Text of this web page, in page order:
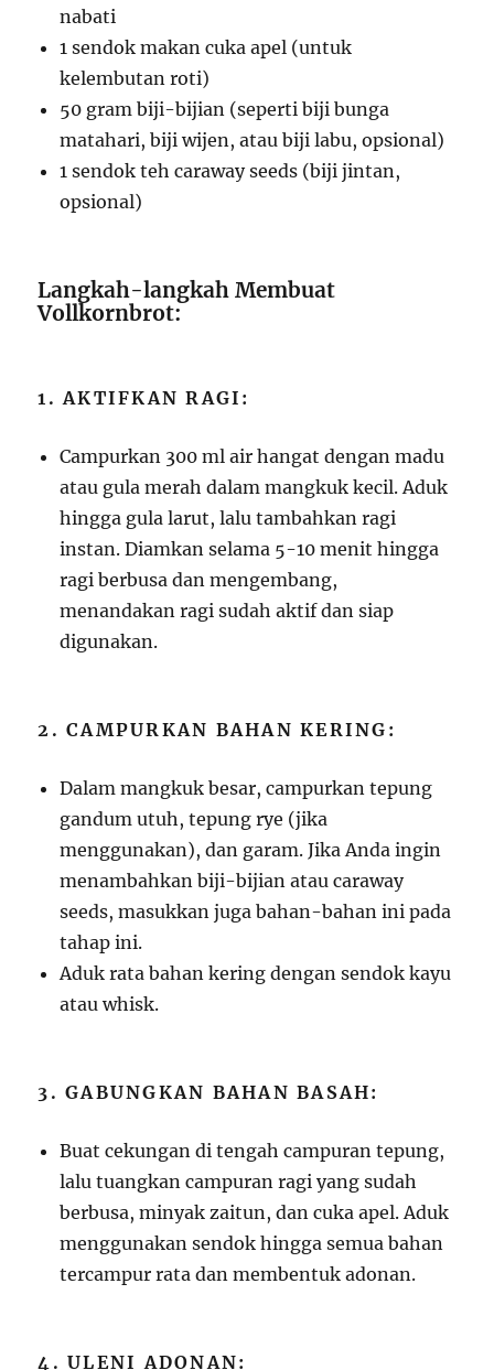
nabati
1 sendok makan cuka apel (untuk
kelembutan roti)
50 gram biji-bijian (seperti biji bunga
matahari, biji wijen, atau biji labu, opsional)
1 sendok teh caraway seeds (biji jintan,
opsional)
Langkah-langkah Membuat
Vollkornbrot:
1. AKTIFKAN RAGI:
Campurkan 300 ml air hangat dengan madu
atau gula merah dalam mangkuk kecil. Aduk
hingga gula larut, lalu tambahkan ragi
instan. Diamkan selama 5-10 menit hingga
ragi berbusa dan mengembang,
menandakan ragi sudah aktif dan siap
digunakan.
2. CAMPURKAN BAHAN KERING:
Dalam mangkuk besar, campurkan tepung
gandum utuh, tepung rye (jika
menggunakan), dan garam. Jika Anda ingin
menambahkan biji-bijian atau caraway
seeds, masukkan juga bahan-bahan ini pada
tahap ini.
Aduk rata bahan kering dengan sendok kayu
atau whisk.
3. GABUNGKAN BAHAN BASAH:
Buat cekungan di tengah campuran tepung,
lalu tuangkan campuran ragi yang sudah
berbusa, minyak zaitun, dan cuka apel. Aduk
menggunakan sendok hingga semua bahan
tercampur rata dan membentuk adonan.
4. ULENI ADONAN: